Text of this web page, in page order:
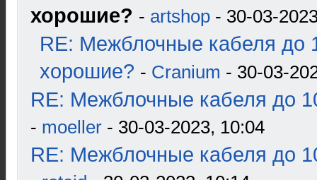
хорошие? - artshop - 30-03-
RE: Межблочные кабеля до
хорошие? - Cranium - 30-03-
RE: Межблочные кабеля до
- moeller - 30-03-2023, 10:04
RE: Межблочные кабеля до